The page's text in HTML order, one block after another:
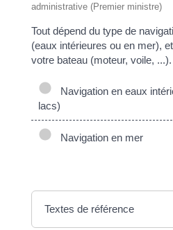
administrative (Premier ministre)
Tout dépend du type de
(eaux intérieures ou en mer),
votre bateau (moteur, voile, ...).
Navigation en eaux
lacs)
Navigation en mer
Textes de référence